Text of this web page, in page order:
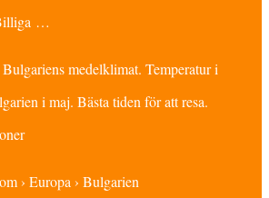
…
medelklimat. Temperatur i
i maj. Bästa tiden för att resa.
› Europa › Bulgarien